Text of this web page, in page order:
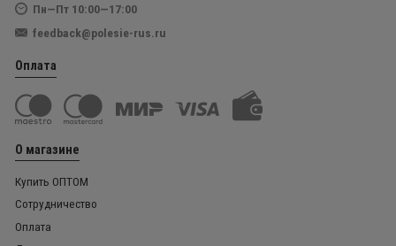
Пн—Пт 10:00—17:00
feedback@polesie-rus.ru
Оплата
О магазине
Купить ОПТОМ
Сотрудничество
Оплата